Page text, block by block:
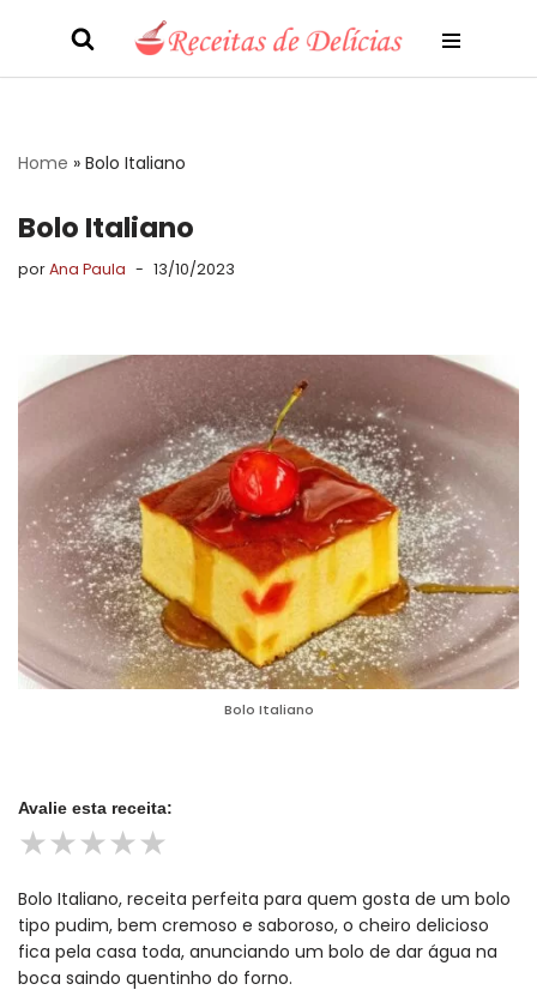
Home » Bolo Italiano
Bolo Italiano
porAna Paula 13/10/2023
Bolo Italiano
Avalie esta receita:
★★★★★
Bolo Italiano, receita perfeita para quem gosta de um bolo
tipo pudim, bem cremoso e saboroso, o cheiro delicioso
fica pela casa toda, anunciando um bolo de dar água na
boca saindo quentinho do forno.